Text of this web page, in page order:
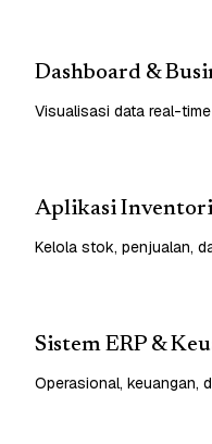
Dashboard &
Visualisasi data real-
Aplikasi Inventori
Kelola stok, penjualan,
Sistem ERP &
Operasional, keuangan,